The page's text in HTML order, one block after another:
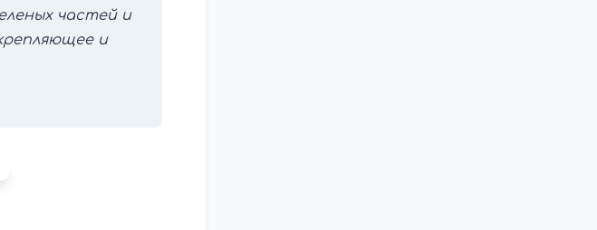
частей и
и